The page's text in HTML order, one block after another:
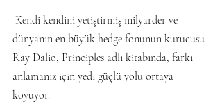
dünyanın en büyük hedge fonunun kurucusu
Ray Dalio, Principles adlı kitabında, farkı
anlamanız için yedi güçlü yolu ortaya
koyuyor.